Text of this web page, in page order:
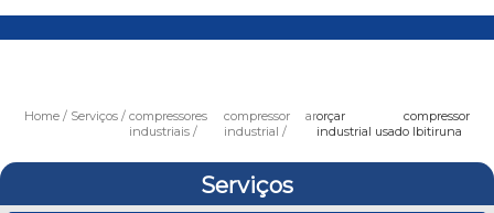
Home Serviços
compressores
industriais
compressor ar
industrial
orçar compressor
industrial usado Ibitiruna
Serviços